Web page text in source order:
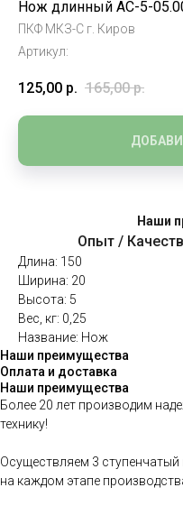
Нож длинный АС-5-
ПКФ МКЗ-С г. Киров
Артикул:
125,00 р. 165,00 р.
Наши
Опыт /
Длина: 150
Ширина: 20
Высота: 5
Вес, кг: 0,25
Название: Нож
Наши преимущества
Оплата и доставка
Наши преимущества
Более 20 лет производим
технику!
Осуществляем 3
на каждом этапе